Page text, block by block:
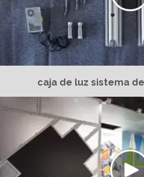
caja de luz sistema